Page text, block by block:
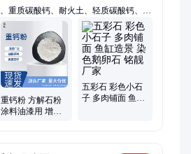
重质碳酸钙、耐火土、轻质碳酸钙、钙
碳酸钙、超细氢氧化钙、生石灰粉、猫
石灰石粉、石英砂、白沙子、天然水洗
白色黑色鹅卵石、天然鹅卵石、天然彩
五彩石、贝壳颗粒、圆粒砂海沙
重钙粉 方解石粉
涂料油漆用 增强
五彩石 彩色小石
子 多肉铺面 鱼缸